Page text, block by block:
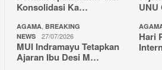
Konsolidasi Ka…
AGAMA BREAKING
NEWS
27/07/2026
MUI Indramayu Tetapkan
Ajaran Ibu Desi M…
Hari